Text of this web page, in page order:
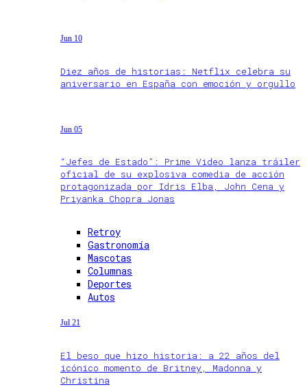
Jun 10
Diez años de historias: Netflix celebra su
aniversario en España con emoción y orgullo
Jun 05
“Jefes de Estado”: Prime Video lanza tráiler
oficial de su explosiva comedia de acción
protagonizada por Idris Elba, John Cena y
Priyanka Chopra Jonas
Retroy
Gastronomía
Mascotas
Columnas
Deportes
Autos
Jul 21
El beso que hizo historia: a 22 años del
icónico momento de Britney, Madonna y
Christina